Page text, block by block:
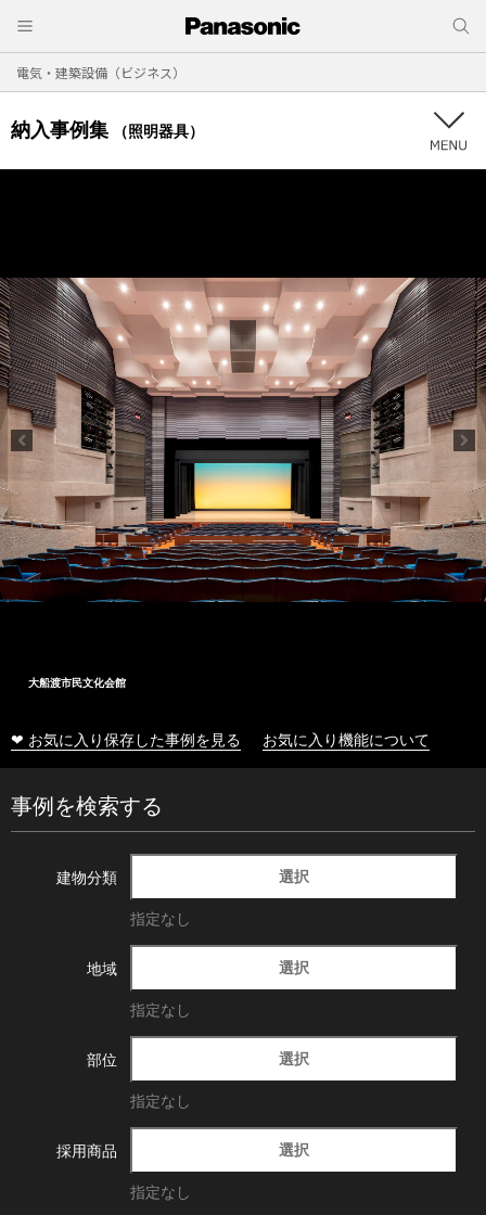
電気・建築設備（ビジネス）
納入事例集 （照明器具）
大船渡市民文化会館
❤ お気に入り保存した事例を見る お気に入り機能について
事例を検索する
建物分類 選択
指定なし
地域 選択
指定なし
部位 選択
指定なし
採用商品 選択
指定なし